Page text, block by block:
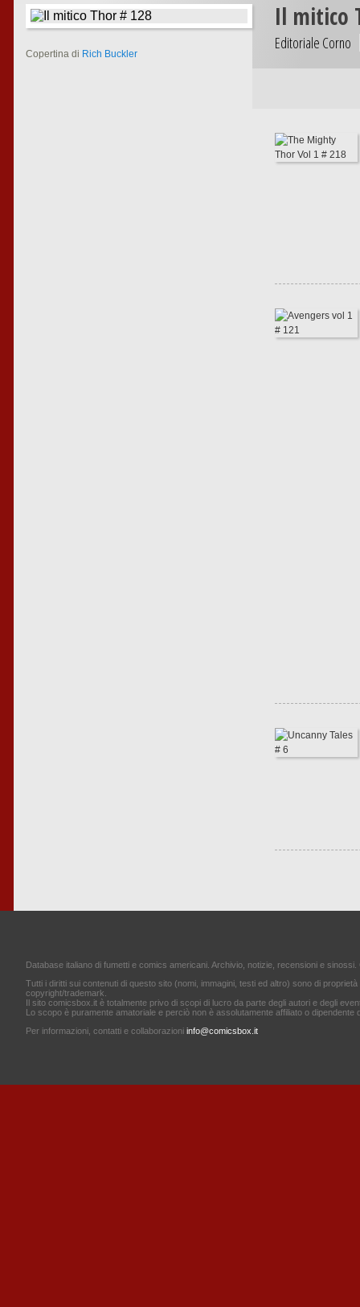
Copertina di Rich Buckler
Il mitico
Editoriale Corno
Database italiano di fumetti e comics americani. Archivio, notizie, recensioni e
Tutti i diritti sui contenuti di questo sito (nomi, immagini, testi ed altro) sono di
copyright/trademark.
Il sito comicsbox.it è totalmente privo di scopi di lucro da parte degli autori e degli
Lo scopo è puramente amatoriale e perciò non è assolutamente affiliato o dipendente
Per informazioni, contatti e collaborazioni info@comicsbox.it